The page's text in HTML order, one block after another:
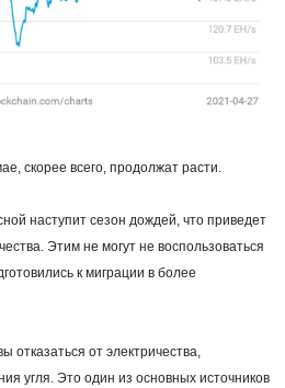
скорее всего, продолжат расти.
наступит сезон дождей, что приведет
Этим не могут не воспользоваться
к миграции в более
отказаться от электричества,
угля. Это один из основных источников